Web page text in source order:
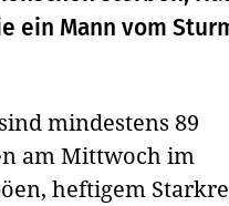
ein Mann vom
mindestens 89
am Mittwoch im
heftigem